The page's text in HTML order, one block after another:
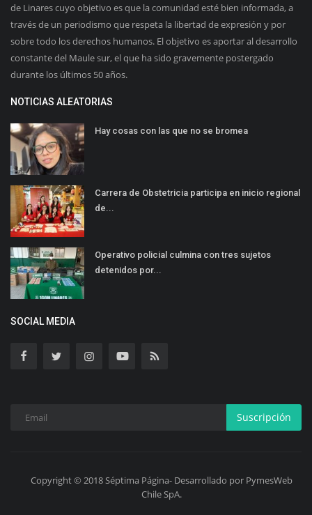
de Linares cuyo objetivo es que la comunidad esté bien informada, a
través de un periodismo que respeta la libertad de expresión y por
sobre todo los derechos humanos. El objetivo es aportar al desarrollo
constante del Maule sur, el que ha sido gravemente postergado
durante los últimos 50 años.
NOTICIAS ALEATORIAS
Hay cosas con las que no se bromea
Carrera de Obstetricia participa en inicio regional
de...
Operativo policial culmina con tres sujetos
detenidos por...
SOCIAL MEDIA
Suscripción
Copyright © 2018 Séptima Página- Desarrollado por PymesWeb
Chile SpA.